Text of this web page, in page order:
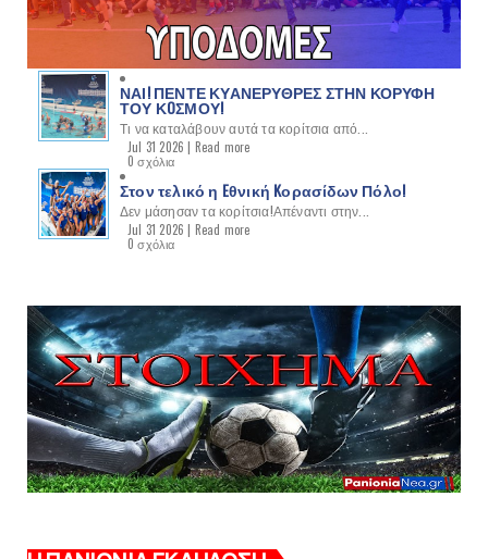
ΝΑΙ! ΠΕΝΤΕ ΚΥΑΝΕΡΥΘΡΕΣ ΣΤΗΝ ΚΟΡΥΦΗ
ΤΟΥ ΚOΣΜΟΥ!
Τι να καταλάβουν αυτά τα κορίτσια από...
Jul 31 2026 | Read more
0 σχόλια
Στον τελικό η Eθνική Kορασίδων Πόλο!
Δεν μάσησαν τα κορίτσια!Απέναντι στην...
Jul 31 2026 | Read more
0 σχόλια